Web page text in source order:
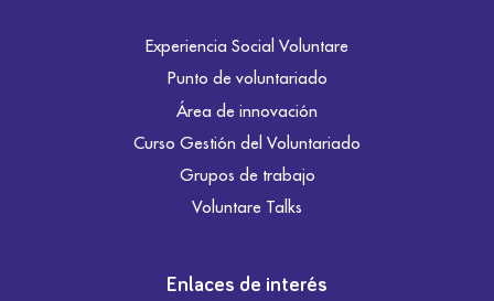
Experiencia Social Voluntare
Punto de voluntariado
Área de innovación
Curso Gestión del Voluntariado
Grupos de trabajo
Voluntare Talks
Enlaces de interés